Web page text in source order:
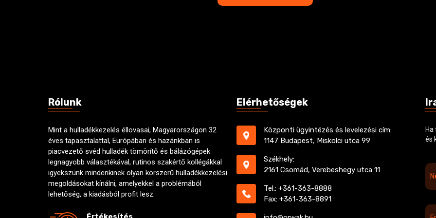
b
Rólunk
Mint a hulladékkezelés éllovasai, Magyarországon 32
éves tapasztalattal, Európában és hazánkban is
piacvezető svéd hulladék tömörítő és bálázógépek
legnagyobb választékával, rutinos szakértő kollégákkal
igyekszünk mindenkinek olyan korszerű hulladékkezelési
megoldásokat kínálni, amelyekkel a problémából
lehetőség, a kiadásból profit lesz.
Elérhetőségek
Központi ügyintézés és levelezési cím:
1147 Budapest, Miskolci utca 99
Székhely:
2161 Csomád, Verebeshegy utca 11
Tel.: +361-363-8888
Fax: +361-363-8891
és
N
v
E